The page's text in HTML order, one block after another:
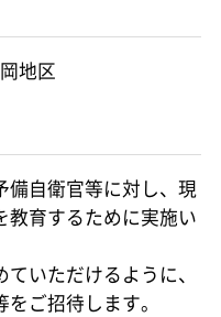
地区
自衛官等に対し、現
教育するために実施い
いただけるように、
ご招待します。